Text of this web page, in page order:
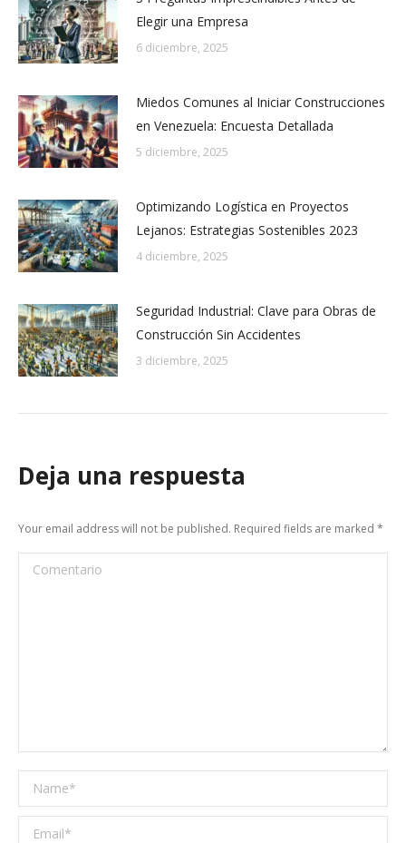
Elegir una Empresa
6 diciembre, 2025
Miedos Comunes al Iniciar Construcciones
en Venezuela: Encuesta Detallada
5 diciembre, 2025
Optimizando Logística en Proyectos
Lejanos: Estrategias Sostenibles 2023
4 diciembre, 2025
Seguridad Industrial: Clave para Obras de
Construcción Sin Accidentes
3 diciembre, 2025
Deja una respuesta
Your email address will not be published. Required fields are marked *
Comentario
Name *
Email *